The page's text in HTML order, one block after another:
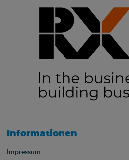
Informationen
Impressum